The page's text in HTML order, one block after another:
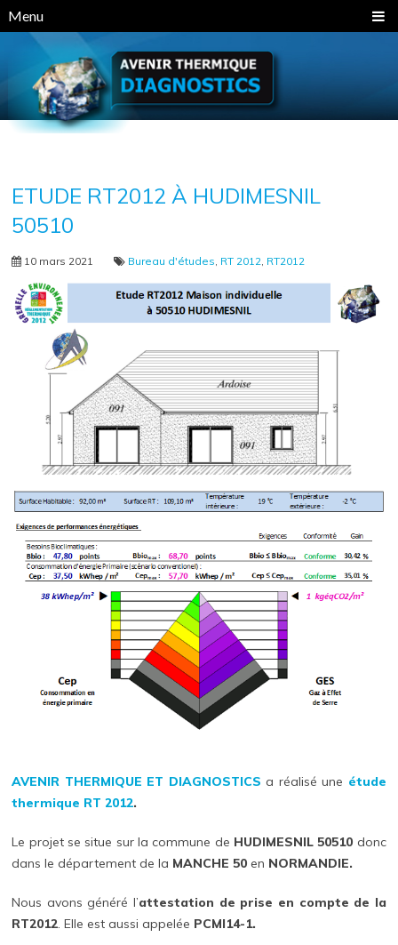
Menu
ETUDE RT2012 À HUDIMESNIL
50510
10 mars 2021 Bureau d'études RT 2012 RT2012
AVENIR THERMIQUE ET DIAGNOSTICS a réalisé une étude
thermique RT 2012.
Le projet se situe sur la commune de HUDIMESNIL 50510 donc
dans le département de la MANCHE 50en NORMANDIE.
Nous avons généré l’attestation de prise en compte de la
RT2012. Elle est aussi appelée PCMI14-1.
Panneau de gestion des cookies